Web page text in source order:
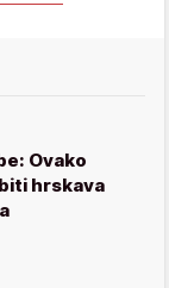
Ovako
hrskava